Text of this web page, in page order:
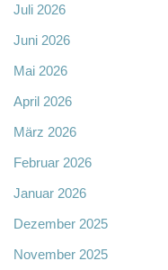
Juli 2026
Juni 2026
Mai 2026
April 2026
März 2026
Februar 2026
Januar 2026
Dezember 2025
November 2025